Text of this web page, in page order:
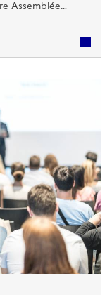
Assemblée
de
...